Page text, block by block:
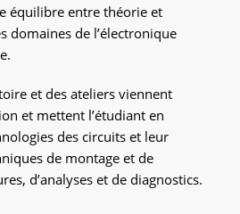
équilibre entre théorie et
domaines de l’électronique
et des ateliers viennent
et mettent l’étudiant en
des circuits et leur
de montage et de
d’analyses et de diagnostics.